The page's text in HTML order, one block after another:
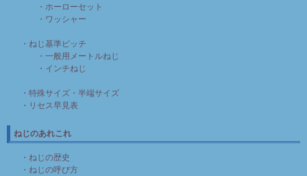
・ホーローセット
・ワッシャー
・ねじ基準ピッチ
・一般用メートルねじ
・インチねじ
・特殊サイズ・半端サイズ
・リセス早見表
ねじのあれこれ
・ねじの歴史
・ねじの呼び方